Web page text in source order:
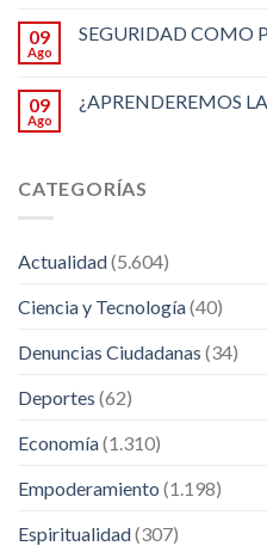
09
Ago
SEGURIDAD COMO
09
Ago
¿APRENDEREMOS
CATEGORÍAS
Actualidad(5.604)
Ciencia y Tecnología(40)
Denuncias Ciudadanas (34)
Deportes (62)
Economía(1.310)
Empoderamiento (1.198)
Espiritualidad(307)